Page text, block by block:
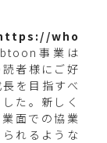
who
事業は
者様にご好
を目指すべ
た。新しく
面での協業
れるような